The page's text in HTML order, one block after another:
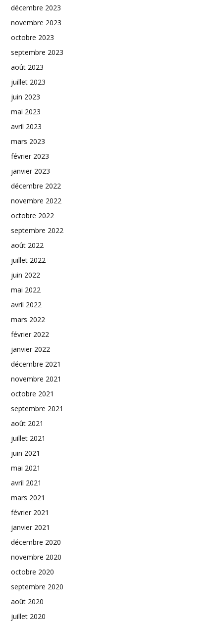
décembre 2023
novembre 2023
octobre 2023
septembre 2023
août 2023
juillet 2023
juin 2023
mai 2023
avril 2023
mars 2023
février 2023
janvier 2023
décembre 2022
novembre 2022
octobre 2022
septembre 2022
août 2022
juillet 2022
juin 2022
mai 2022
avril 2022
mars 2022
février 2022
janvier 2022
décembre 2021
novembre 2021
octobre 2021
septembre 2021
août 2021
juillet 2021
juin 2021
mai 2021
avril 2021
mars 2021
février 2021
janvier 2021
décembre 2020
novembre 2020
octobre 2020
septembre 2020
août 2020
juillet 2020